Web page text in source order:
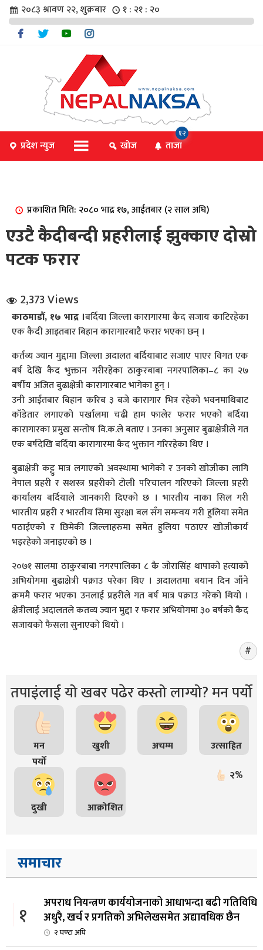
संवाद
२०८३ श्रावण २२, शुक्रबार १ : २१ : २१
प्रदेश न्युज खोज ताजा
१२
प्रकाशित मिति: २०८० भाद्र १७, आईतबार (२ साल अघि)
एउटै कैदीबन्दी प्रहरीलाई झुक्काए दोस्रो
पटक फरार
2,373 Views
काठमाडौं, १७ भाद्र ।बर्दिया जिल्ला कारागारमा कैद सजाय काटिरहेका
एक कैदी आइतबार बिहान कारागारबाटै फरार भएका छन् ।
कर्तव्य ज्यान मुद्दामा जिल्ला अदालत बर्दियाबाट सजाए पाएर विगत एक
बर्ष देखि कैद भुक्तान गरीरहेका ठाकुरबाबा नगरपालिका–८ का २७
बर्षीय अजित बुढाक्षेत्री कारागारबाट भागेका हुन् ।
उनी आईतबार बिहान करिब ३ बजे कारागार भित्र रहेको भवनमाथिबाट
काँडेतार लगाएको पर्खालमा चढी हाम फालेर फरार भएको बर्दिया
कारागारका प्रमुख सन्तोष वि.क.ले बताए । उनका अनुसार बुढाक्षेत्रीले गत
एक बर्षदेखि बर्दिया कारागारमा कैद भुक्तान गरिरहेका थिए ।
बुढाक्षेत्री कट्टु मात्र लगाएको अवस्थामा भागेको र उनको खोजीका लागि
नेपाल प्रहरी र सशस्त्र प्रहरीको टोली परिचालन गरिएको जिल्ला प्रहरी
कार्यालय बर्दियाले जानकारी दिएको छ । भारतीय नाका सिल गरी
भारतीय प्रहरी र भारतीय सिमा सुरक्षा बल सँग समन्वय गरी हुलिया समेत
पठाईएको र छिमेकी जिल्लाहरुमा समेत हुलिया पठाएर खोजीकार्य
भइरहेको जनाइएको छ ।
२०७१ सालमा ठाकुरबाबा नगरपालिका ८ कै जोरासिंह थापाको हत्याको
अभियोगमा बुढाक्षेत्री पक्राउ परेका थिए । अदालतमा बयान दिन जाँने
क्रममै फरार भएका उनलाई प्रहरीले गत बर्ष मात्र पक्राउ गरेको थियो ।
क्षेत्रीलाई अदालतले कतव्य ज्यान मुद्दा र फरार अभियोगमा ३० बर्षको कैद
सजायको फैसला सुनाएको थियो ।
तपाइंलाई यो खबर पढेर कस्तो लाग्यो? मन पर्यो
मन
पर्यो
खुशी अचम्म उत्साहित
दुखी आक्रोशित
२%
समाचार
१
अपराध नियन्त्रण कार्ययोजनाको आधाभन्दा बढी गतिविधि
अधुरै, खर्च र प्रगतिको अभिलेखसमेत अद्यावधिक छैन
२ घण्टा अघि